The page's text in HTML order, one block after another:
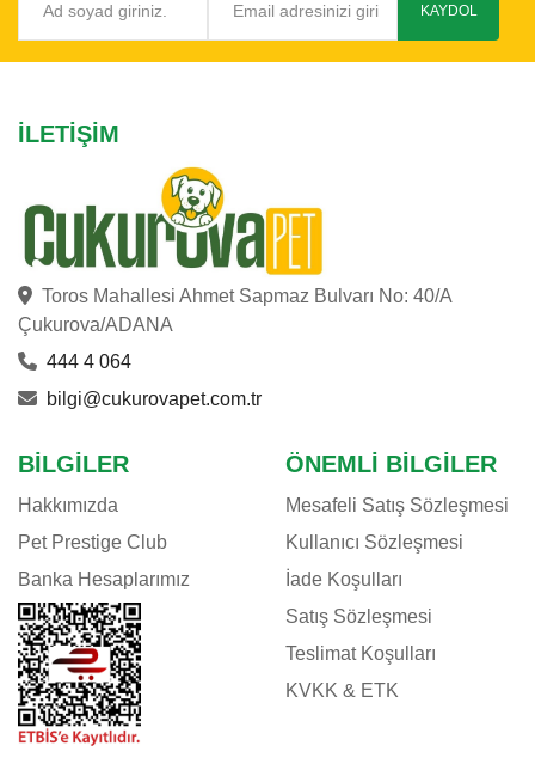
KAYDOL
İLETIŞIM
Toros Mahallesi Ahmet Sapmaz Bulvarı No: 40/A
Çukurova/ADANA
444 4 064
bilgi@cukurovapet.com.tr
BILGILER
Hakkımızda
Pet Prestige Club
Banka Hesaplarımız
ÖNEMLI BILGILER
Mesafeli Satış Sözleşmesi
Kullanıcı Sözleşmesi
İade Koşulları
Satış Sözleşmesi
Teslimat Koşulları
KVKK & ETK